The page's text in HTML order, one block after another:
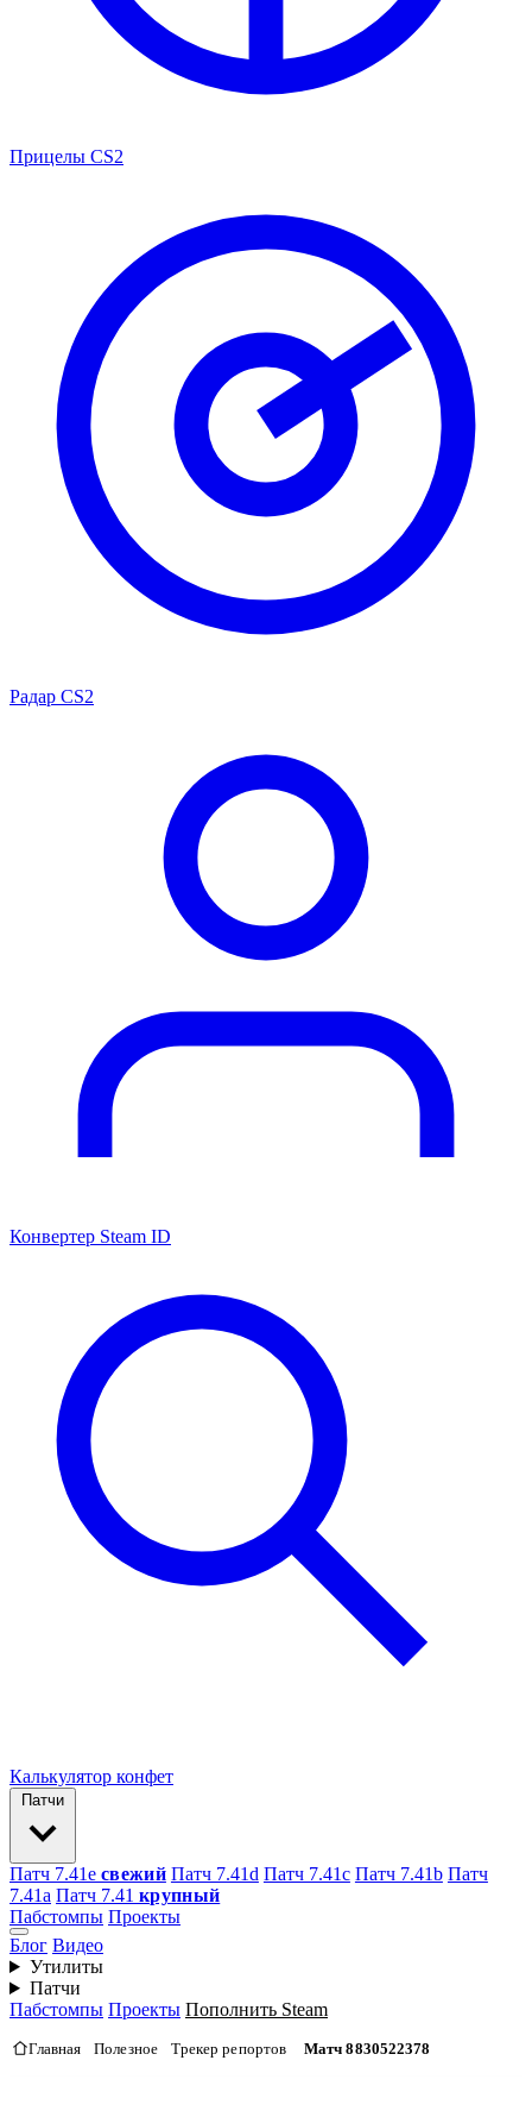
Прицелы CS2
Радар CS2
Конвертер Steam ID
Калькулятор конфет
Патчи
Патч 7.41e свежий Патч 7.41d Патч 7.41c Патч 7.41b Патч
7.41а Патч 7.41 крупный
Пабстомпы Проекты
Блог Видео
Утилиты
Патчи
Пабстомпы Проекты Пополнить Steam
Главная Полезное Трекер репортов Матч 8830522378